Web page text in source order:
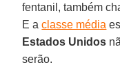
fentanil, também
E aclasse média
Estados Unidos
serão.